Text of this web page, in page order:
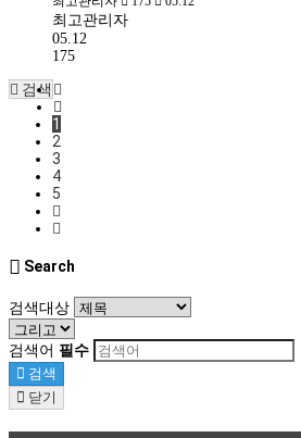
최고관리자
05.12
175
검색
1
2
3
4
5
Search
검색대상
검색어 필수
검색
닫기